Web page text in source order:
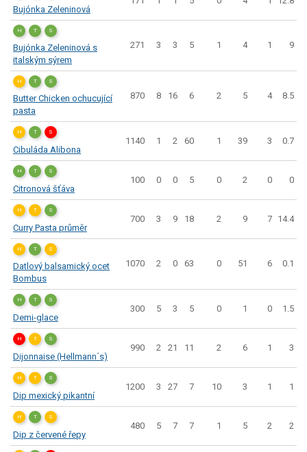
Bujónka Zeleninová
H T S
Bujónka Zeleninová s
italským sýrem
271 3 3 5 1 4 1 9
H T S
Butter Chicken ochucující
pasta
870 8 16 6 2 5 4 8.5
H T S
Cibuláda Alibona
1140 1 2 60 1 39 3 0.7
H T S
Citronová šťáva
100 0 0 5 0 2 0 0
H T S
Curry Pasta průměr
700 3 9 18 2 9 7 14.4
H T S
Datlový balsamický ocet
Bombus
1070 2 0 63 0 51 6 0.1
H T S
Demi-glace
300 5 3 5 0 1 0 1.5
H T S
Dijonnaise (Hellmann´s)
990 2 21 11 2 6 1 3
H T S
Dip mexický pikantní
1200 3 27 7 10 3 1 1
H T S
Dip z červené řepy
480 5 7 7 1 5 2 2